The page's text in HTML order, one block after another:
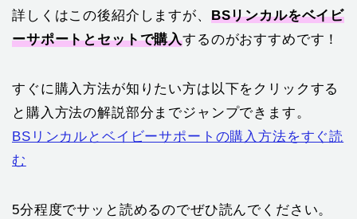
詳しくはこの後紹介しますが、 BSリンカルをベイビ
ーサポートとセットで購入するのがおすすめです！
すぐに購入方法が知りたい方は以下をクリックする
と購入方法の解説部分までジャンプできます。
BSリンカルとベイビーサポートの購入方法をすぐ読
む
5分程度でサッと読めるのでぜひ読んでください。